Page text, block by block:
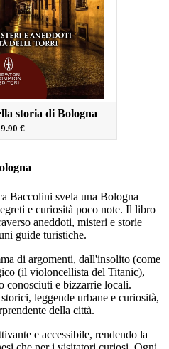
storia di Bologna
€
Baccolini svela una Bologna
e curiosità poco note. Il libro
aneddoti, misteri e storie
guide turistiche.
di argomenti, dall'insolito (come
(il violoncellista del Titanic),
conosciuti e bizzarrie locali.
leggende urbane e curiosità,
della città.
e accessibile, rendendo la